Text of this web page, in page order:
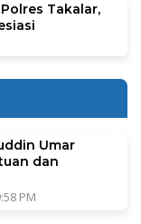
Takalar,
Umar
dan
PM